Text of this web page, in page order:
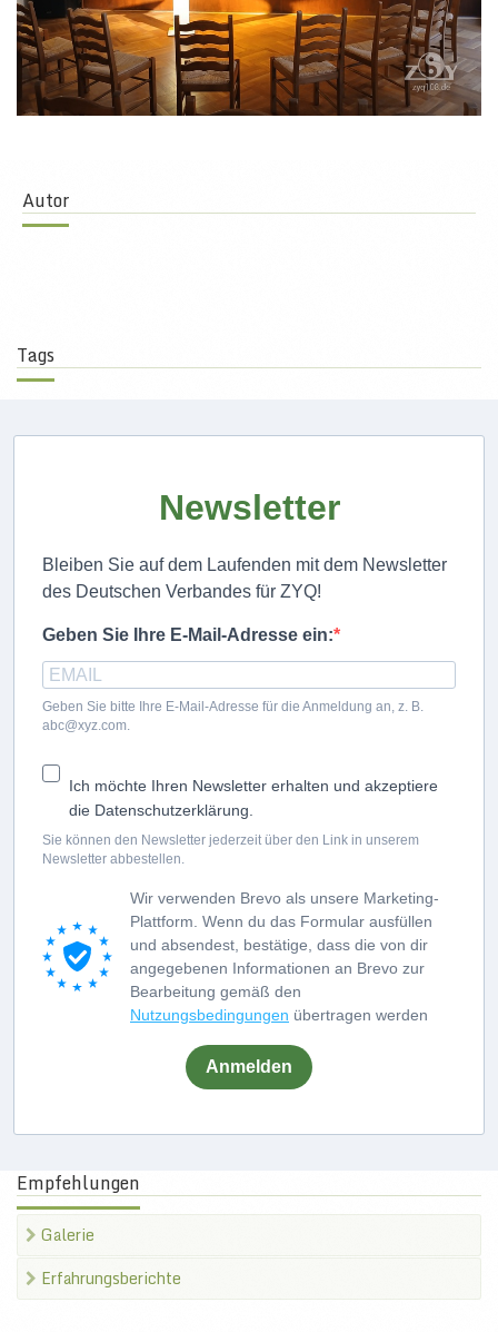
Autor
Tags
Newsletter
Bleiben Sie auf dem Laufenden mit dem Newsletter
des Deutschen Verbandes für ZYQ!
Geben Sie Ihre E-Mail-Adresse ein:
Geben Sie bitte Ihre E-Mail-Adresse für die Anmeldung an, z. B.
abc@xyz.com.
Ich möchte Ihren Newsletter erhalten und akzeptiere
die Datenschutzerklärung.
Sie können den Newsletter jederzeit über den Link in unserem
Newsletter abbestellen.
Wir verwenden Brevo als unsere Marketing-
Plattform. Wenn du das Formular ausfüllen
und absendest, bestätige, dass die von dir
angegebenen Informationen an Brevo zur
Bearbeitung gemäß den
Nutzungsbedingungen übertragen werden
Anmelden
Empfehlungen
Galerie
Erfahrungsberichte